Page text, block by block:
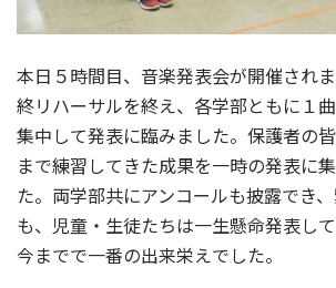
本日５時間目、音楽発表会が開催され
終リハーサルを終え、各学部ともに１
集中して発表に臨みました。保護者の
まで練習してきた成果を一時の発表に
た。両学部共にアンコールも披露でき
も、児童・生徒たちは一生懸命発表し
今までで一番の出来栄えでした。